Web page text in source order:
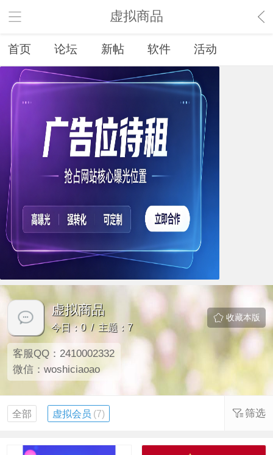
虚拟商品
首页 论坛 新帖 软件 活动
虚拟商品
今日：0 / 主题：7
收藏本版
客服QQ：2410002332
微信：woshiciaoao
全部 虚拟会员 (7) 筛选